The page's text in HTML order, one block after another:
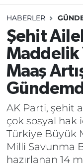
HABERLER
Şehit
Maddelik
Maaş
AK Parti, şehit
çok sosyal hak
Türkiye Büyük
Milli Savunma
hazırlanan 14